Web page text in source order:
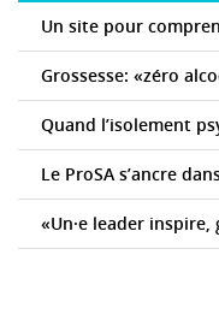
Un site pour
Grossesse: «zéro
Quand l’isolement
Le ProSA s’ancre
«Un·e leader